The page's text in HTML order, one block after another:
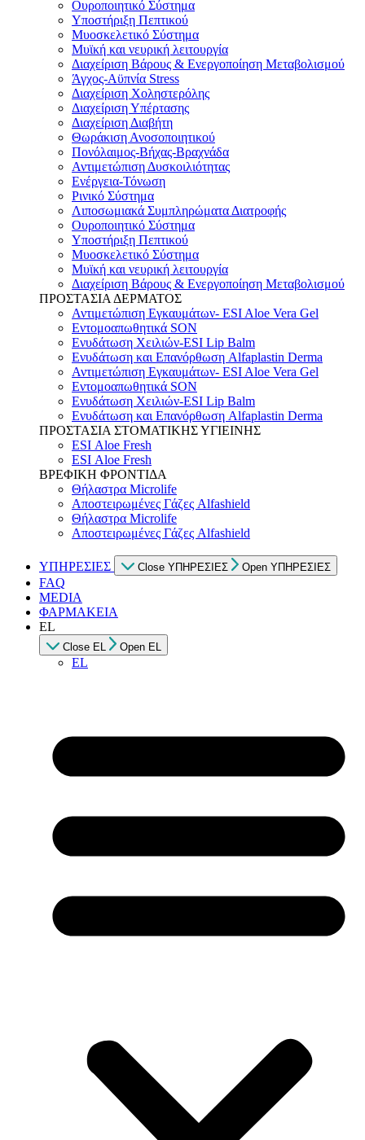
Ουροποιητικό Σύστημα
Υποστήριξη Πεπτικού
Μυοσκελετικό Σύστημα
Μυϊκή και νευρική λειτουργία
Διαχείριση Βάρους & Ενεργοποίηση Μεταβολισμού
Άγχος-Αϋπνία Stress
Διαχείριση Χοληστερόλης
Διαχείριση Υπέρτασης
Διαχείριση Διαβήτη
Θωράκιση Ανοσοποιητικού
Πονόλαιμος-Βήχας-Βραχνάδα
Αντιμετώπιση Δυσκοιλιότητας
Eνέργεια-Τόνωση
Ρινικό Σύστημα
Λιποσωμιακά Συμπληρώματα Διατροφής
Ουροποιητικό Σύστημα
Υποστήριξη Πεπτικού
Μυοσκελετικό Σύστημα
Μυϊκή και νευρική λειτουργία
Διαχείριση Βάρους & Ενεργοποίηση Μεταβολισμού
ΠΡΟΣΤΑΣΙΑ ΔΕΡΜΑΤΟΣ
Αντιμετώπιση Εγκαυμάτων- ESI Aloe Vera Gel
Εντομοαπωθητικά SON
Ενυδάτωση Χειλιών-ESI Lip Balm
Ενυδάτωση και Επανόρθωση Alfaplastin Derma
Αντιμετώπιση Εγκαυμάτων- ESI Aloe Vera Gel
Εντομοαπωθητικά SON
Ενυδάτωση Χειλιών-ESI Lip Balm
Ενυδάτωση και Επανόρθωση Alfaplastin Derma
ΠΡΟΣΤΑΣΙΑ ΣΤΟΜΑΤΙΚΗΣ ΥΓΙΕΙΝΗΣ
ESI Αloe Fresh
ESI Αloe Fresh
ΒΡΕΦΙΚΗ ΦΡΟΝΤΙΔΑ
Θήλαστρα Microlife
Αποστειρωμένες Γάζες Alfashield
Θήλαστρα Microlife
Αποστειρωμένες Γάζες Alfashield
ΥΠΗΡΕΣΙΕΣ Close ΥΠΗΡΕΣΙΕΣ Open ΥΠΗΡΕΣΙΕΣ
FAQ
MEDIA
ΦΑΡΜΑΚΕΙΑ
EL
Close EL Open EL
EL